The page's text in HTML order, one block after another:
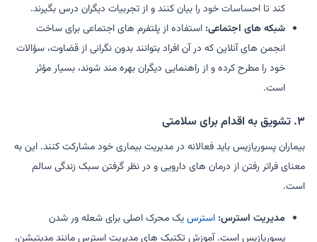
کند تا احساسات خود را بیان کنند و از تجربیات دیگران درس بگیرند.
شبکه های اجتماعی: استفاده از پلتفرم های اجتماعی برای ساخت
انجمن های آنلاین که در آن افراد بتوانند بدون نگرانی از قضاوت، سؤالات
خود را مطرح کرده و از راهنمایی دیگران بهره مند شوند، بسیار مؤثر
است.
۳. تشویق به اقدام برای سلامتی
بیماران پسوریازیس باید فعالانه در مدیریت بیماری خود مشارکت کنند. این به
معنای فراتر رفتن از درمان های دارویی و در نظر گرفتن سبک زندگی سالم
است.
مدیریت استرس: استرسیک محرک اصلی برای شعله ور شدن
پسوریازیس است. آموزش تکنیک های مدیریت استرس مانند مدیتیشن،